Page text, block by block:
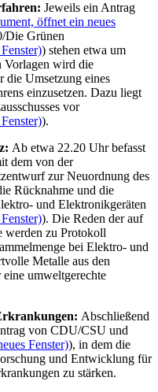
Jeweils ein Antrag
öffnet ein neues
Die Grünen
) stehen etwa um
Vorlagen wird die
die Umsetzung eines
einzusetzen. Dazu liegt
vor
).
Ab etwa 22.20 Uhr befasst
dem von der
zur Neuordnung des
Rücknahme und die
und Elektronikgeräten
). Die Reden der auf
werden zu Protokoll
bei Elektro- und
Metalle aus den
umweltgerechte
Abschließend
von CDU/CSU und
Fenster)), in dem die
und Entwicklung für
zu stärken.